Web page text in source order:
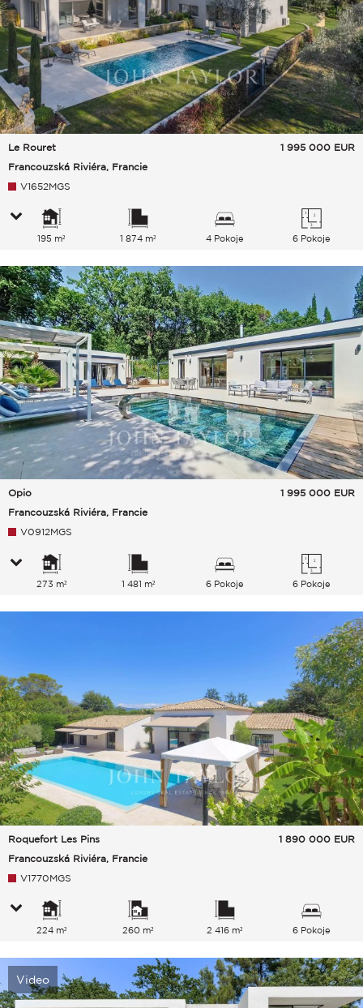
Le Rouret
Francouzská Riviéra, Francie
1 995 000 EUR
V1652MGS
195 m² 1 874 m² 4 Pokoje 6 Pokoje
Opio
Francouzská Riviéra, Francie
1 995 000 EUR
V0912MGS
273 m² 1 481 m² 6 Pokoje 6 Pokoje
Roquefort Les Pins
Francouzská Riviéra, Francie
1 890 000 EUR
V1770MGS
224 m² 260 m² 2 416 m² 6 Pokoje
Video